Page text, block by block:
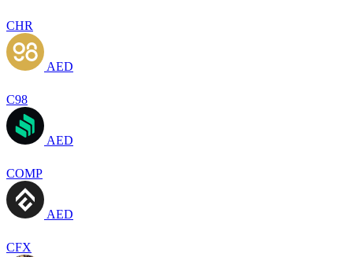
CHR
AED
C98
AED
COMP
AED
CFX